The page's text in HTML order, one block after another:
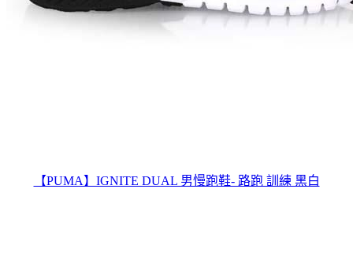
【PUMA】IGNITE DUAL 男慢跑鞋- 路跑 訓練 黑白